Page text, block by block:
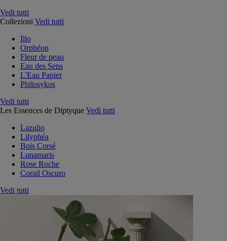
Vedi tutti
Collezioni Vedi tutti
Ilio
Orphéon
Fleur de peau
Eau des Sens
L'Eau Papier
Philosykos
Vedi tutti
Les Essences de Diptyque Vedi tutti
Lazulio
Lilyphéa
Bois Corsé
Lunamaris
Rose Roche
Corail Oscuro
Vedi tutti